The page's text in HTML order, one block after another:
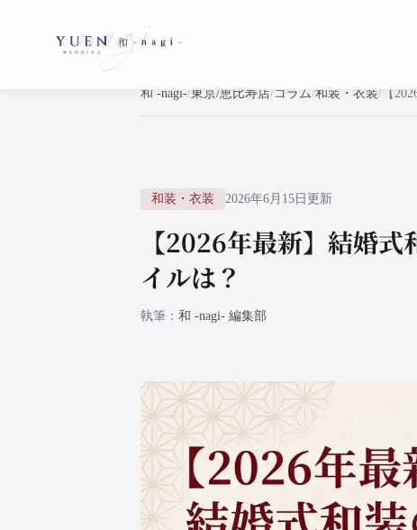
和 -nagi- 東京/恵比寿店 コラム 和装・衣装
和装・衣装 2026年6月15日更新
【2026年最新】結婚
イルは？
執筆 和 -nagi- 編集部